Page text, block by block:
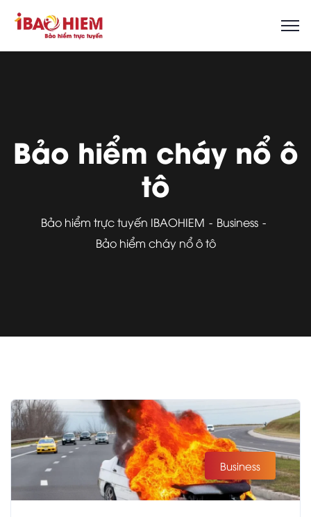
Bảo hiểm cháy nổ ô
tô
Bảo hiểm trực tuyến IBAOHIEM
Business
Bảo hiểm cháy nổ ô tô
Business